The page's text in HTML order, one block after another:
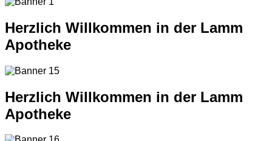
Herzlich Willkommen in der Lamm
Apotheke
Herzlich Willkommen in der Lamm
Apotheke